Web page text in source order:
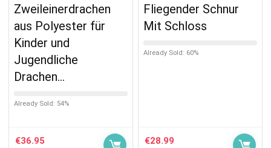
Zweileinerdrachen
aus Polyester für
Kinder und
Jugendliche
Drachen…
Already Sold: 54%
€36.95
Fliegender Schnur
Mit Schloss
Already Sold: 60%
€28.99